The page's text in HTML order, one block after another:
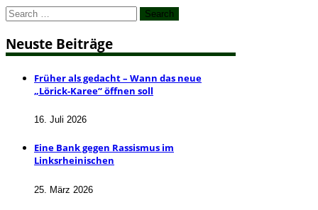
Search
Neuste Beiträge
Früher als gedacht – Wann das neue
„Lörick-Karee“ öffnen soll
16. Juli 2026
Eine Bank gegen Rassismus im
Linksrheinischen
25. März 2026